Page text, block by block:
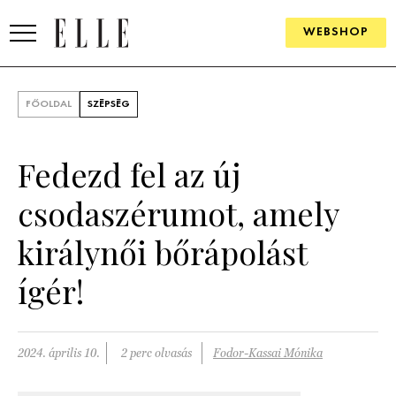
WEBSHOP
GOURMET AWARDS
SZÉPSÉG
KULTÚRA
PSZICHÉ
FŐOLDAL SZÉPSÉG
Fedezd fel az új
csodaszérumot, amely
királynői bőrápolást
ígér!
2024. április 10. 2 perc olvasás Fodor-Kassai Mónika